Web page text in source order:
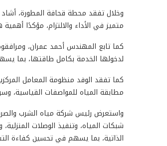
وخلال تفقد محطة قحافة المطورة،
متميز في الأداء والالتزام، مؤكدًا
كما تابع المهندس أحمد عمران،
لدخولها الخدمة بكامل طاقتها، بما
كما تفقد الوفد منظومة المعامل
مطابقة المياه للمواصفات القياسية،
واستعرض رئيس شركة مياه الشرب
شبكات المياه، وتنفيذ الوصلات
الذاتية، بما يسهم في تحسين كفاءة